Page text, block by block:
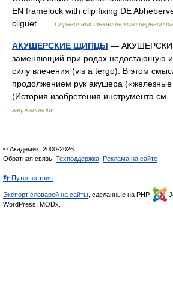
EN framelock with clip fixing DE
cliguet …
Справочник технического
АКУШЕРСКИЕ ЩИПЦЫ —
заменяющий при родах недостающую
силу влечения (vis a tergo). В этом
продолжением рук акушера («железные
(История изобретения инструмента
энциклопедия
© Академик, 2000-2026
Обратная связь: Техподдержка Реклама на сайте
👣 Путешествия
Экспорт словарей на сайты , сделанные на PHP,
WordPress, MODx.